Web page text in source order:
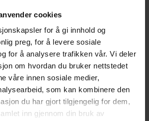
cookies
for å gi innhold og
preg, for å levere sosiale
for å analysere trafikken vår. Vi deler
om hvordan du bruker nettstedet
våre innen sosiale medier,
som kan kombinere den
du har gjort tilgjengelig for dem,
inn gjennom din bruk av
THIS LIST
Gjør det enkelt